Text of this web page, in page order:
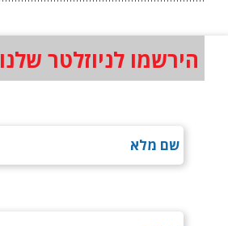
הירשמו לניוזלטר שלנו